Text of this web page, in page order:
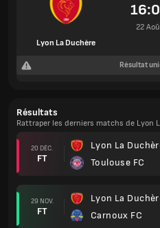
Lyon La Duchère
22
Résultat
Résultats
Rattraper les derniers matchs de Lyon
20 DÉC.
FT
Lyon La
Toulouse FC
29 NOV.
FT
Lyon La
Carnoux FC